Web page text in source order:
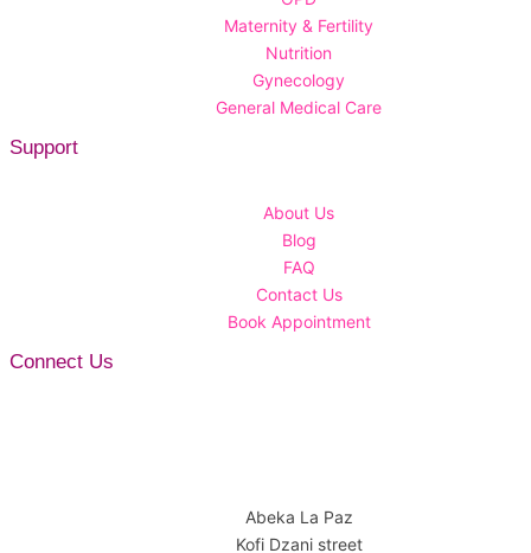
Maternity & Fertility
Nutrition
Gynecology
General Medical Care
Support
About Us
Blog
FAQ
Contact Us
Book Appointment
Connect Us
Abeka La Paz
Kofi Dzani street